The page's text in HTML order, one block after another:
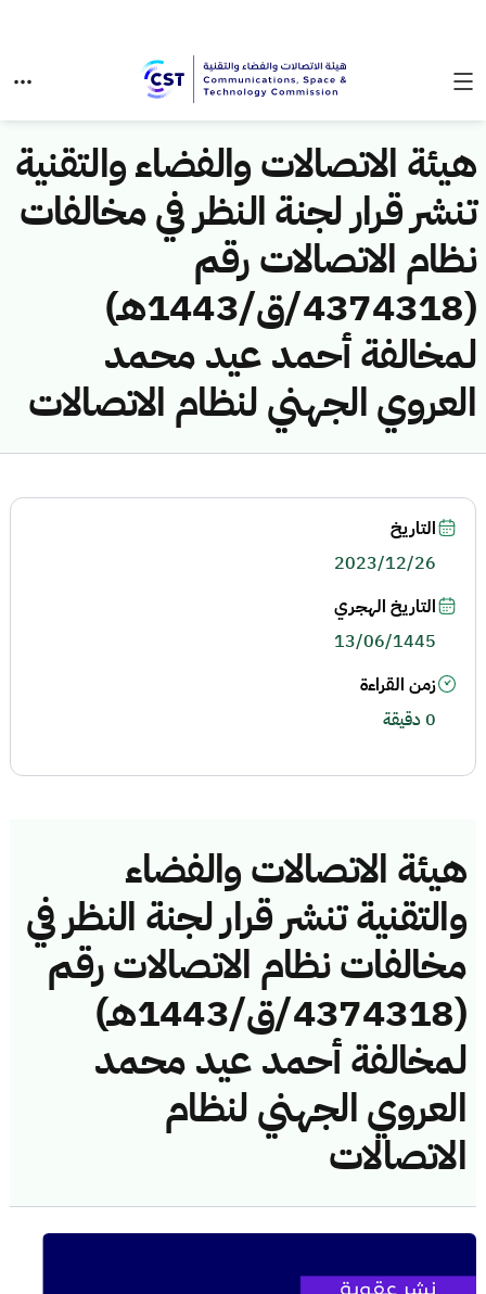
هيئة الاتصالات والفضاء والتقنية
تنشر قرار لجنة النظر في مخالفات
نظام الاتصالات رقم
(4374318/ق/1443هـ)
لمخالفة أحمد عيد محمد
العروي الجهني لنظام الاتصالات
هيئة الاتصالات والفضاء
والتقنية تنشر قرار لجنة النظر في
مخالفات نظام الاتصالات رقم
(4374318/ق/1443هـ)
لمخالفة أحمد عيد محمد
العروي الجهني لنظام
الاتصالات
التاريخ
2023/12/26
التاريخ الهجري
13/06/1445
زمن القراءة
0 دقيقة